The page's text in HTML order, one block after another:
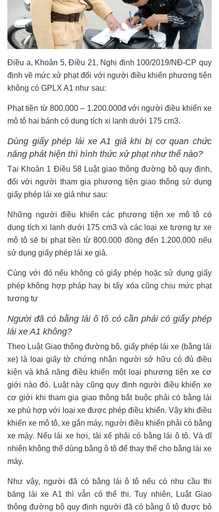
Điều a, Khoản 5, Điều 21, Nghị định 100/2019/NĐ-CP quy
định về mức xử phạt đối với người điều khiển phương tiện
không có GPLX A1 như sau:
Phạt tiền từ 800.000 – 1.200.000đ với người điều khiển xe
mô tô hai bánh có dung tích xi lanh dưới 175 cm3.
Dùng giấy phép lái xe A1 giả khi bị cơ quan chức
năng phát hiện thì hình thức xử phạt như thế nào?
Tại Khoản 1 Điều 58 Luật giao thông đường bộ quy định,
đối với người tham gia phương tiện giao thông sử dụng
giấy phép lái xe giả như sau:
Những người điều khiển các phương tiện xe mô tô có
dung tích xi lanh dưới 175 cm3 và các loại xe tương tự xe
mô tô sẽ bị phạt tiền từ 800.000 đồng đến 1.200.000 nếu
sử dụng giấy phép lái xe giả.
Cùng với đó nếu không có giấy phép hoặc sử dụng giấy
phép không hợp pháp hay bị tẩy xóa cũng chịu mức phạt
tương tự
Người đã có bằng lái ô tô có cần phải có giấy phép
lái xe A1 không?
Theo Luật Giao thông đường bộ, giấy phép lái xe (bằng lái
xe) là loại giấy tờ chứng nhận người sở hữu có đủ điều
kiện và khả năng điều khiển một loại phương tiện xe cơ
giới nào đó. Luật này cũng quy định người điều khiển xe
cơ giới khi tham gia giao thông bắt buộc phải có bằng lái
xe phù hợp với loại xe được phép điều khiển. Vậy khi điều
khiển xe mô tô, xe gắn máy, người điều khiển phải có bằng
xe máy. Nếu lái xe hơi, tài xế phải có bằng lái ô tô. Và dĩ
nhiên không thể dùng bằng ô tô để thay thế cho bằng lái xe
máy.
Như vậy, người đã có bằng lái ô tô nếu có nhu cầu thi
băng lái xe A1 thì vẫn có thể thi. Tuy nhiên, Luật Giao
thông đường bộ quy định người đã có bằng ô tô được bỏ